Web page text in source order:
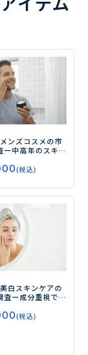
ンズコスメの市
ー中高年のスキ
(税込)
白スキンケアの
査ー成分重視で
(税込)